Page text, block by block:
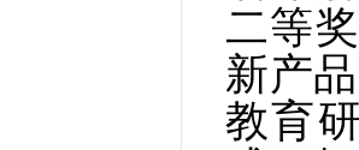
二等
新产
教育